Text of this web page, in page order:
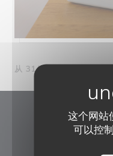
这个网站
可以控
从 31/07/2026 到 17/